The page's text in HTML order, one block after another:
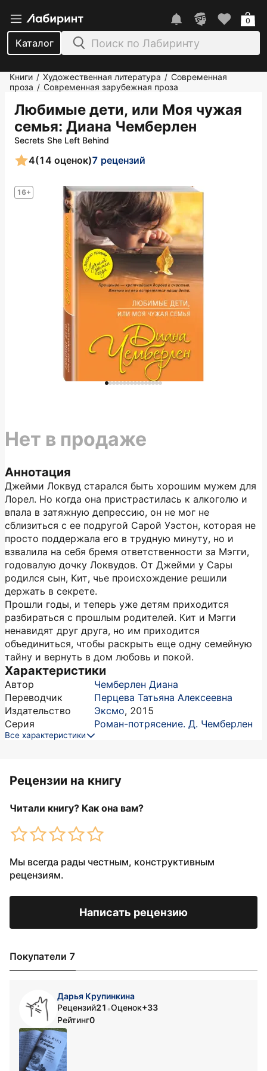
Каталог
0
Книги / Художественная литература / Современная
проза / Современная зарубежная проза
Любимые дети, или Моя чужая
семья: Диана Чемберлен
Secrets She Left Behind
16+
4(14 оценок)7 рецензий
Аннотация
Джейми Локвуд старался быть хорошим мужем для
Лорел. Но когда она пристрастилась к алкоголю и
впала в затяжную депрессию, он не мог не
сблизиться с ее подругой Сарой Уэстон, которая не
просто поддержала его в трудную минуту, но и
взвалила на себя бремя ответственности за Мэгги,
годовалую дочку Локвудов. От Джейми у Сары
родился сын, Кит, чье происхождение решили
держать в секрете.
Прошли годы, и теперь уже детям приходится
разбираться с прошлым родителей. Кит и Мэгги
ненавидят друг друга, но им приходится
объединиться, чтобы раскрыть еще одну семейную
тайну и вернуть в дом любовь и покой.
Характеристики
Автор
Чемберлен Диана
Переводчик
Перцева Татьяна Алексеевна
Издательство
Эксмо, 2015
Серия
Роман-потрясение. Д. Чемберлен
Все характеристики
Нет в продаже
Рецензии на книгу
Читали книгу? Как она вам?
Мы всегда рады честным, конструктивным
рецензиям.
Написать рецензию
Покупатели 7
Дарья Крупинкина
Рецензий21 •Оценок+33
Рейтинг0